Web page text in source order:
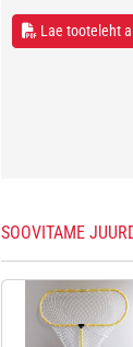
Lae tooteleht
SOOVITAME